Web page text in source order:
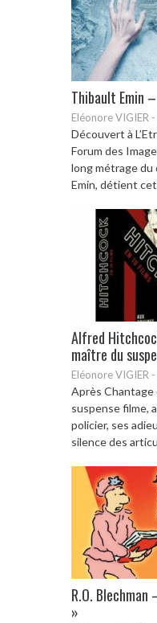
Thibault Emin
Eléonore VIGIER -
Découvert à
Forum des
long métrage du
Emin, détient
Alfred
maître du
Eléonore VIGIER -
Après Chantage
suspense filme,
policier, ses
silence des
R.O. Blechman
»